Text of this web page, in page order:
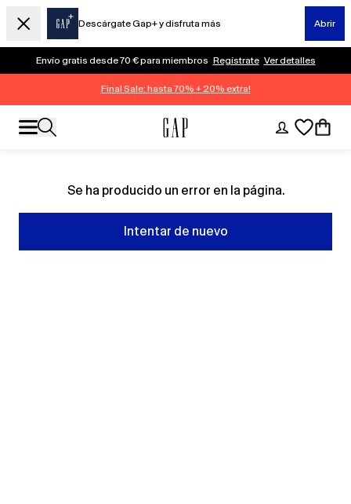
Descárgate Gap+ y disfruta más Abrir
Envío gratis desde 70 € para miembros Regístrate Ver detalles
Final Sale: hasta 70% + 20% extra!
Se ha producido un error en la página.
Intentar de nuevo